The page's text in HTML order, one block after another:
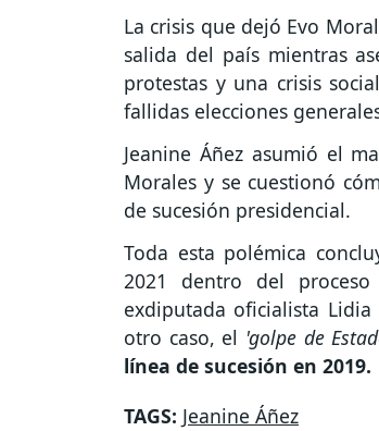
La crisis que dejó Evo
salida del país mientras
protestas y una crisis
fallidas elecciones
Jeanine Áñez asumió el
Morales y se cuestionó
de sucesión presidencial.
Toda esta polémica
2021 dentro del
exdiputada oficialista
otro caso, el 'golpe de
línea de sucesión en 2019.
TAGS: Jeanine Áñez